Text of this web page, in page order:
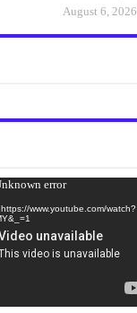
August 6, 2026
error.
www.youtube.com/watch?